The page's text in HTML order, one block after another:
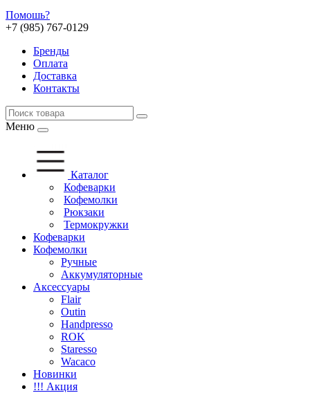
Помошь?
+7 (985) 767-0129
Бренды
Оплата
Доставка
Контакты
Меню
Каталог
Кофеварки
Кофемолки
Рюкзаки
Термокружки
Кофеварки
Кофемолки
Ручные
Аккумуляторные
Аксессуары
Flair
Outin
Handpresso
ROK
Staresso
Wacaco
Новинки
!!! Акция